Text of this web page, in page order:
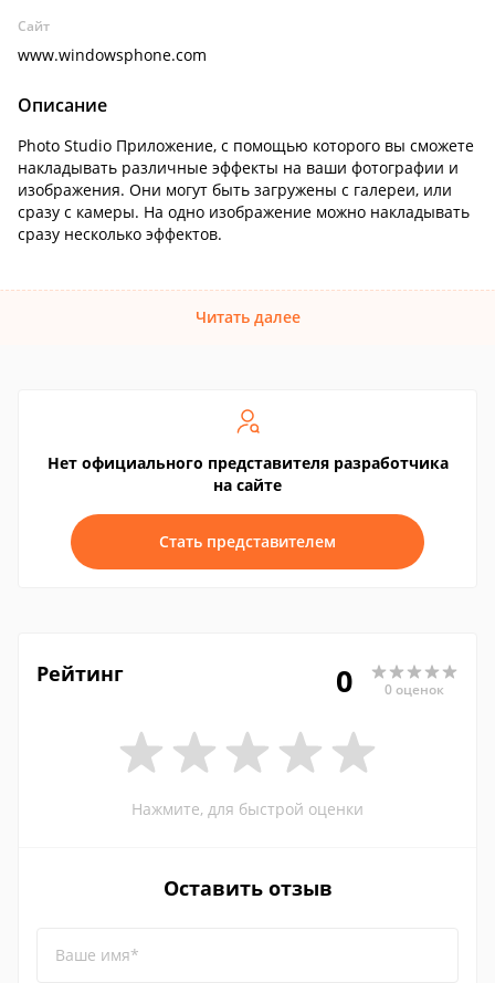
Сайт
www.windowsphone.com
Описание
Photo Studio Приложение, с помощью которого вы сможете
накладывать различные эффекты на ваши фотографии и
изображения. Они могут быть загружены с галереи, или
сразу с камеры. На одно изображение можно накладывать
сразу несколько эффектов.
Читать далее
Нет официального представителя разработчика
на сайте
Стать представителем
Рейтинг 0 0 оценок
Нажмите, для быстрой оценки
Оставить отзыв
Ваше имя*